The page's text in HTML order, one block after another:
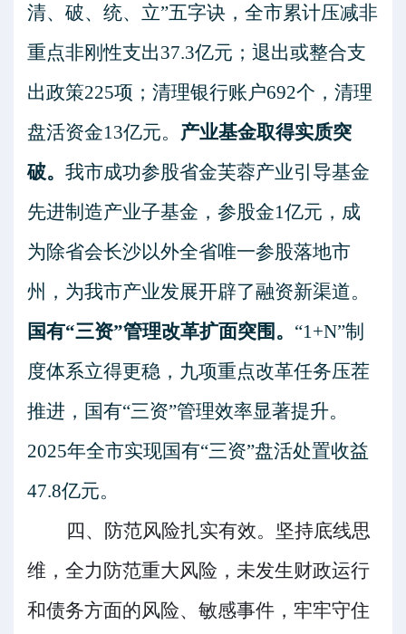
清、破、统、立”五字诀，全市累计压减非
重点非刚性支出37.3亿元；退出或整合支
出政策225项；清理银行账户692个，清理
盘活资金13亿元。 产业基金取得实质突
破。 我市成功参股省金芙蓉产业引导基金
先进制造产业子基金，参股金1亿元，成
为除省会长沙以外全省唯一参股落地市
州，为我市产业发展开辟了融资新渠道。
国有“三资”管理改革扩面突围。 “1+N”制
度体系立得更稳，九项重点改革任务压茬
推进，国有“三资”管理效率显著提升。
2025年全市实现国有“三资”盘活处置收益
47.8亿元。
四、 防范风险扎实有效。 坚持底线思
维，全力防范重大风险，未发生财政运行
和债务方面的风险、敏感事件，牢牢守住